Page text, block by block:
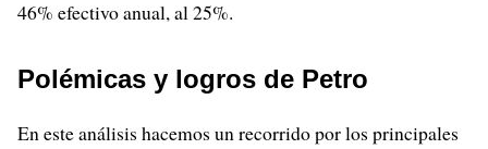
46% efectivo anual, al 25%.
Polémicas y logros de Petro
En este análisis hacemos un recorrido por los principales